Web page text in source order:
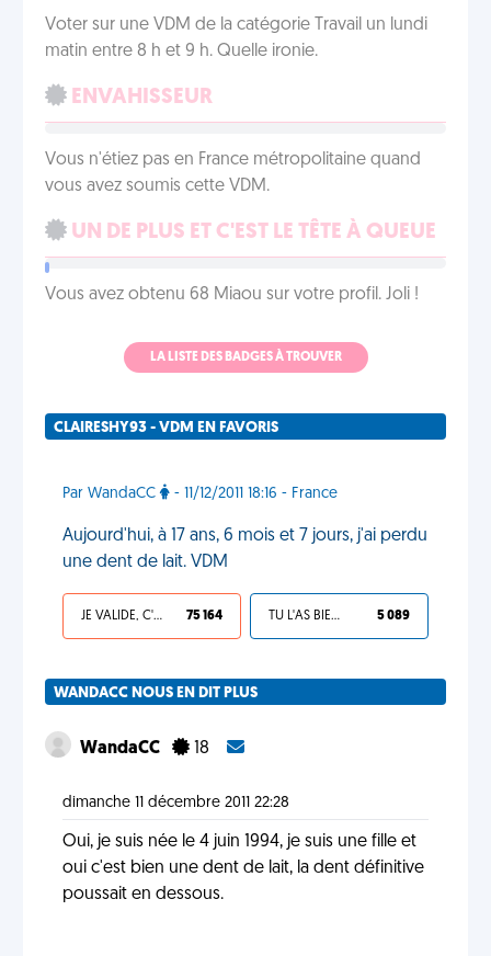
Voter sur une VDM de la catégorie Travail un lundi
matin entre 8 h et 9 h. Quelle ironie.
ENVAHISSEUR
Vous n'étiez pas en France métropolitaine quand
vous avez soumis cette VDM.
UN DE PLUS ET C'EST LE TÊTE À QUEUE
Vous avez obtenu 68 Miaou sur votre profil. Joli !
LA LISTE DES BADGES À TROUVER
CLAIRESHY93 - VDM EN FAVORIS
Par WandaCC - 11/12/2011 18:16 - France
Aujourd'hui, à 17 ans, 6 mois et 7 jours, j'ai perdu
une dent de lait. VDM
JE VALIDE, C'EST UNE VDM 75 164 TU L'AS BIEN MÉRITÉ 5 089
WANDACC NOUS EN DIT PLUS
WandaCC 18
dimanche 11 décembre 2011 22:28
Oui, je suis née le 4 juin 1994, je suis une fille et
oui c'est bien une dent de lait, la dent définitive
poussait en dessous.